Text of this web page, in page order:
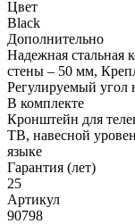
Цвет
Black
Дополнительно
Надежная стальная
стены – 50 мм,
Регулируемый угол
В комплекте
Кронштейн для
ТВ, навесной
языке
Гарантия (лет)
25
Артикул
90798